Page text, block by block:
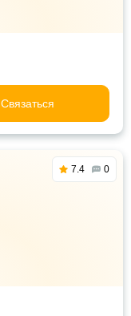
Связаться
7.4 0